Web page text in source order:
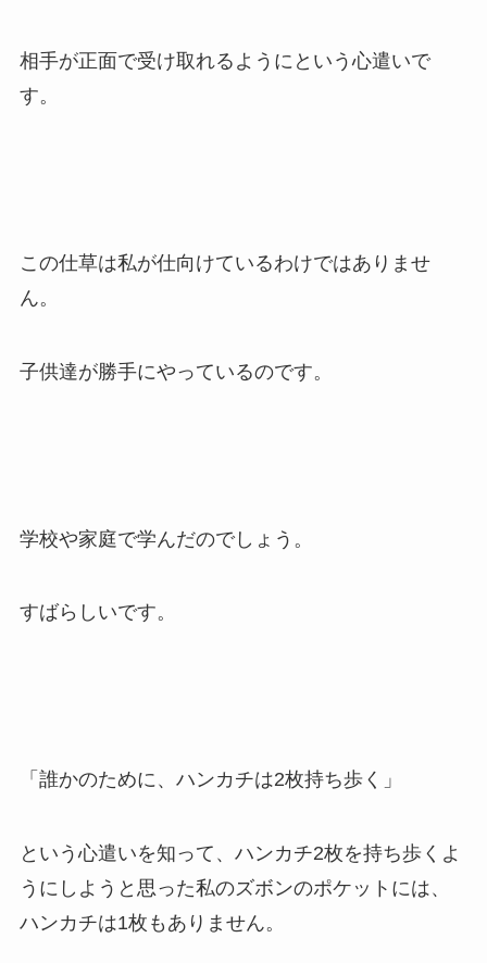
相手が正面で受け取れるようにという心遣いで
す。
この仕草は私が仕向けているわけではありませ
ん。
子供達が勝手にやっているのです。
学校や家庭で学んだのでしょう。
すばらしいです。
「誰かのために、ハンカチは2枚持ち歩く」
という心遣いを知って、ハンカチ2枚を持ち歩くよ
うにしようと思った私のズボンのポケットには、
ハンカチは1枚もありません。